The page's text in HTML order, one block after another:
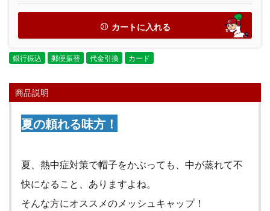
カートに入れる
銀行振込 郵便振替 代金引換 カード
商品説明
夏の頼れる味方！
夏、熱中症対策で帽子をかぶっても、中が蒸れて不
快になること、ありますよね。
そんな方にオススメのメッシュキャップ！